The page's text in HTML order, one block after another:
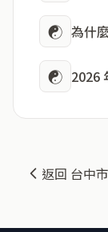
☯ 為什
☯ 2026
返回 台中市